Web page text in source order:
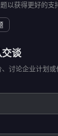
以获得更好的支
谈
讨论企业计划或